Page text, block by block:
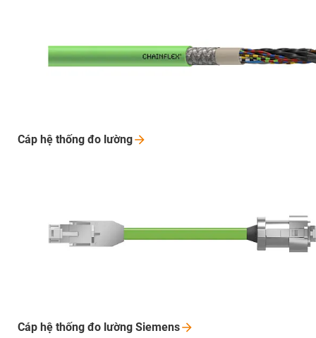
Cáp hệ thống đo lường
Cáp hệ thống đo lường Siemens